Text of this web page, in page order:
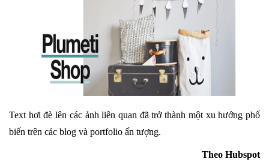
Text hơi đè lên các ảnh liên quan đã trở thành một xu hướng phổ
biến trên các blog và portfolio ấn tượng.
Theo Hubspot